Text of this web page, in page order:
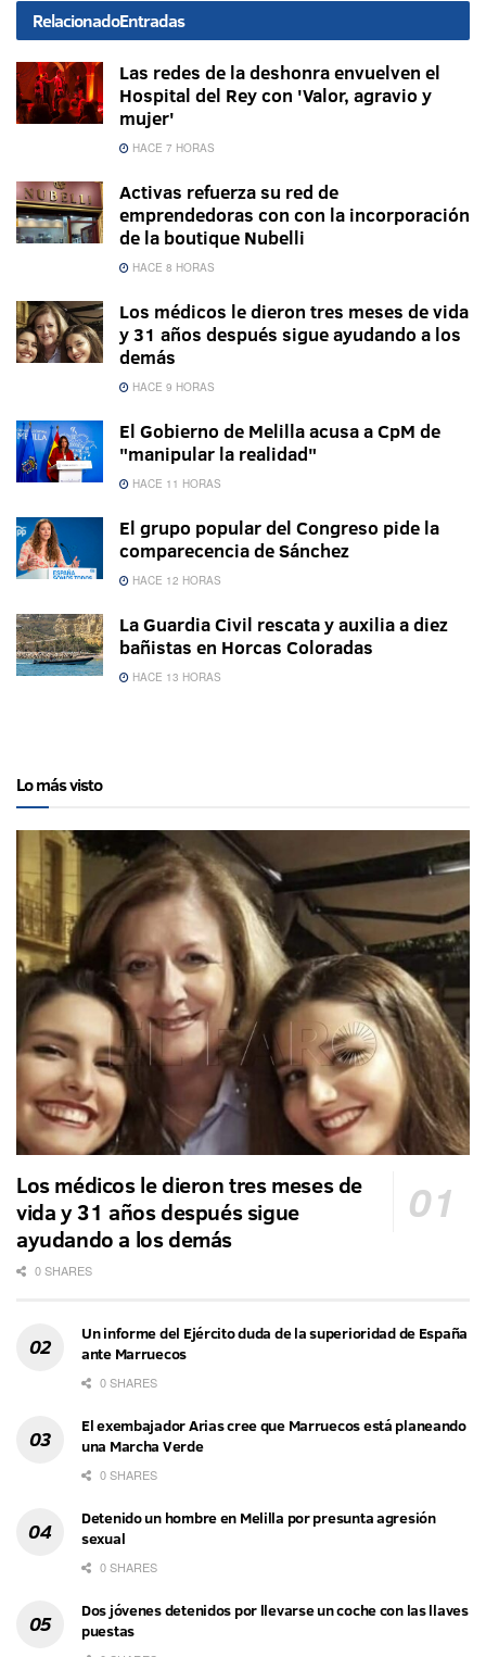
RelacionadoEntradas
Las redes de la deshonra envuelven el
Hospital del Rey con 'Valor, agravio y
mujer'
HACE 7 HORAS
Activas refuerza su red de
emprendedoras con con la incorporación
de la boutique Nubelli
HACE 8 HORAS
Los médicos le dieron tres meses de vida
y 31 años después sigue ayudando a los
demás
HACE 9 HORAS
El Gobierno de Melilla acusa a CpM de
"manipular la realidad"
HACE 11 HORAS
El grupo popular del Congreso pide la
comparecencia de Sánchez
HACE 12 HORAS
La Guardia Civil rescata y auxilia a diez
bañistas en Horcas Coloradas
HACE 13 HORAS
Lo más visto
Los médicos le dieron tres meses de
vida y 31 años después sigue
ayudando a los demás
0 SHARES
Un informe del Ejército duda de la superioridad de España
ante Marruecos
0 SHARES
El exembajador Arias cree que Marruecos está planeando
una Marcha Verde
0 SHARES
Detenido un hombre en Melilla por presunta agresión
sexual
0 SHARES
Dos jóvenes detenidos por llevarse un coche con las llaves
puestas